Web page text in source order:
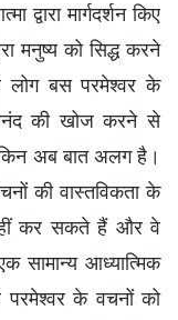
मार्गदर्शन किए
मनुष्य को सिद्ध करने
बस परमेश्वर के
की खोज करने से
अब बात अलग है।
की वास्तविकता के
कर सकते हैं और वे
सामान्य आध्यात्मिक
परमेश्वर के वचनों को